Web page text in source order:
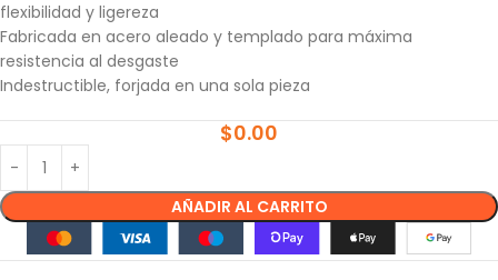
flexibilidad y ligereza
Fabricada en acero aleado y templado para máxima
resistencia al desgaste
Indestructible, forjada en una sola pieza
$0.00
AÑADIR AL CARRITO